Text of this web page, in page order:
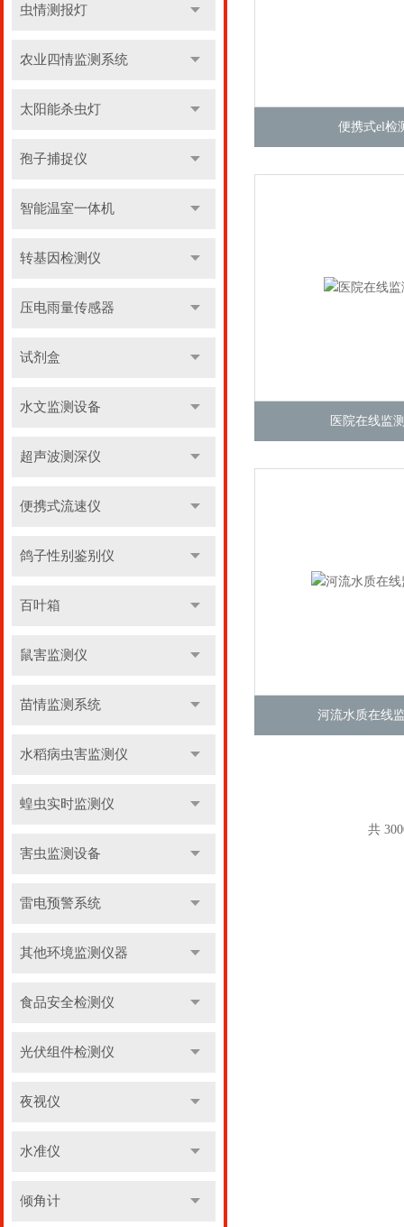
虫情测报灯
农业四情监测系统
太阳能杀虫灯
孢子捕捉仪
智能温室一体机
转基因检测仪
压电雨量传感器
试剂盒
水文监测设备
超声波测深仪
便携式流速仪
鸽子性别鉴别仪
百叶箱
鼠害监测仪
苗情监测系统
水稻病虫害监测仪
蝗虫实时监测仪
害虫监测设备
雷电预警系统
其他环境监测仪器
食品安全检测仪
光伏组件检测仪
夜视仪
水准仪
倾角计
便携式el检
医院在线监
河流水质在线
共